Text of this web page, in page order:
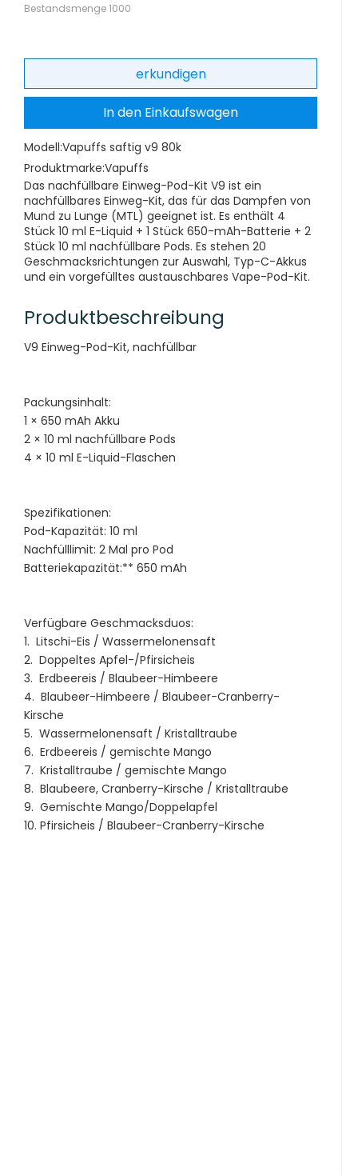
Bestandsmenge1000
erkundigen
In den Einkaufswagen
Modell:Vapuffs saftig v9 80k
Produktmarke:Vapuffs
Das nachfüllbare Einweg-Pod-Kit V9 ist ein
nachfüllbares Einweg-Kit, das für das Dampfen von
Mund zu Lunge (MTL) geeignet ist. Es enthält 4
Stück 10 ml E-Liquid + 1 Stück 650-mAh-Batterie + 2
Stück 10 ml nachfüllbare Pods. Es stehen 20
Geschmacksrichtungen zur Auswahl, Typ-C-Akkus
und ein vorgefülltes austauschbares Vape-Pod-Kit.
Produktbeschreibung
V9 Einweg-Pod-Kit, nachfüllbar
Packungsinhalt:
1 × 650 mAh Akku
2 × 10 ml nachfüllbare Pods
4 × 10 ml E-Liquid-Flaschen
Spezifikationen:
Pod-Kapazität: 10 ml
Nachfülllimit: 2 Mal pro Pod
Batteriekapazität:** 650 mAh
Verfügbare Geschmacksduos:
1. Litschi-Eis / Wassermelonensaft
2. Doppeltes Apfel-/Pfirsicheis
3. Erdbeereis / Blaubeer-Himbeere
4. Blaubeer-Himbeere / Blaubeer-Cranberry-
Kirsche
5. Wassermelonensaft / Kristalltraube
6. Erdbeereis / gemischte Mango
7. Kristalltraube / gemischte Mango
8. Blaubeere, Cranberry-Kirsche / Kristalltraube
9. Gemischte Mango/Doppelapfel
10. Pfirsicheis / Blaubeer-Cranberry-Kirsche